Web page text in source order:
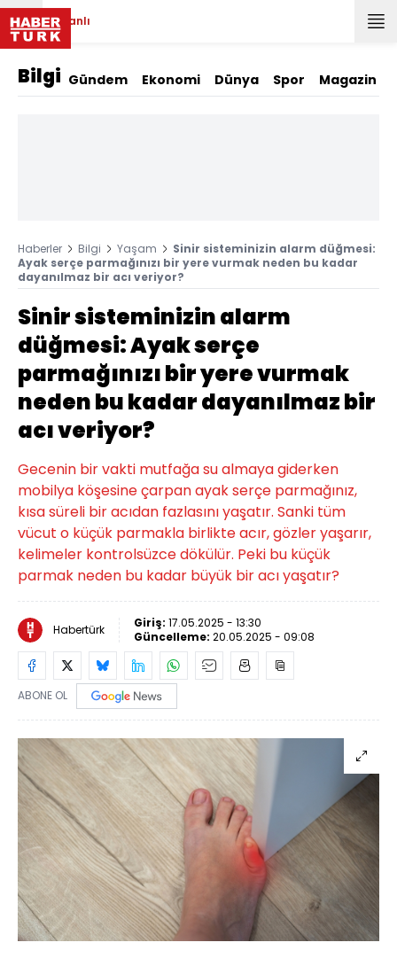
Canlı
Bilgi Gündem Ekonomi Dünya Spor Magazin
Haberler Bilgi Yaşam
Sinir sisteminizin alarm düğmesi:
Ayak serçe parmağınızı bir yere vurmak neden bu kadar
dayanılmaz bir acı veriyor?
Sinir sisteminizin alarm
düğmesi: Ayak serçe
parmağınızı bir yere vurmak
neden bu kadar dayanılmaz bir
acı veriyor?
Gecenin bir vakti mutfağa su almaya giderken
mobilya köşesine çarpan ayak serçe parmağınız,
kısa süreli bir acıdan fazlasını yaşatır. Sanki tüm
vücut o küçük parmakla birlikte acır, gözler yaşarır,
kelimeler kontrolsüzce dökülür. Peki bu küçük
parmak neden bu kadar büyük bir acı yaşatır?
Habertürk Giriş: 17.05.2025 - 13:30
Güncelleme: 20.05.2025 - 09:08
ABONE OL